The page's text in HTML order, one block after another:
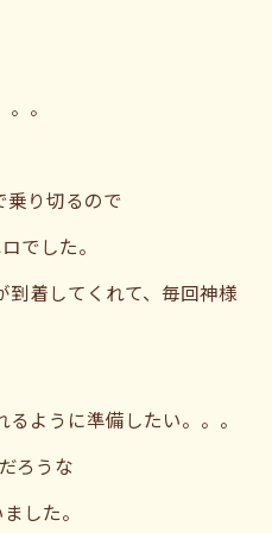
。
乗り切るので
でした。
到着してくれて、毎回神様
ように準備したい。。。
ろうな
した。